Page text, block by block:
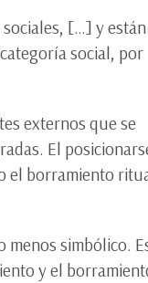
sociales, […] y están
social, por
externos que se
El
el borramiento
menos simbólico.
y el